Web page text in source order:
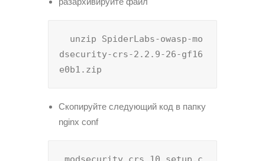
dsecurity-crs-2.2.9-26-gf16
e0b1.zip
Скопируйте следующий код в папку
nginx conf